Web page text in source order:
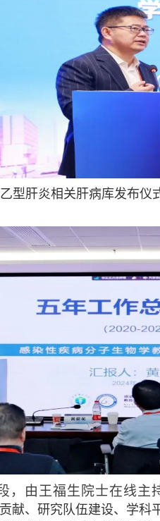
型肝炎相关肝病库发布
，由王福生院士在线主
献、研究队伍建设、学科